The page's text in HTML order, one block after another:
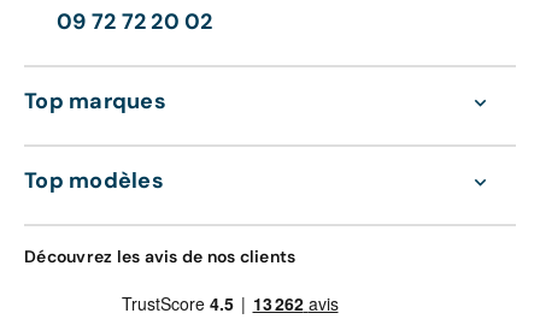
09 72 72 20 02
Top marques
Top modèles
Découvrez les avis de nos clients